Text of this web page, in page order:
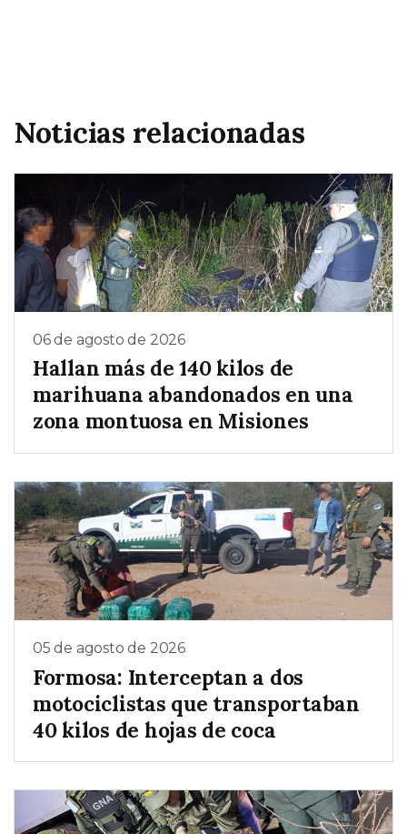
Noticias relacionadas
06 de agosto de 2026
Hallan más de 140 kilos de
marihuana abandonados en una
zona montuosa en Misiones
05 de agosto de 2026
Formosa: Interceptan a dos
motociclistas que transportaban
40 kilos de hojas de coca